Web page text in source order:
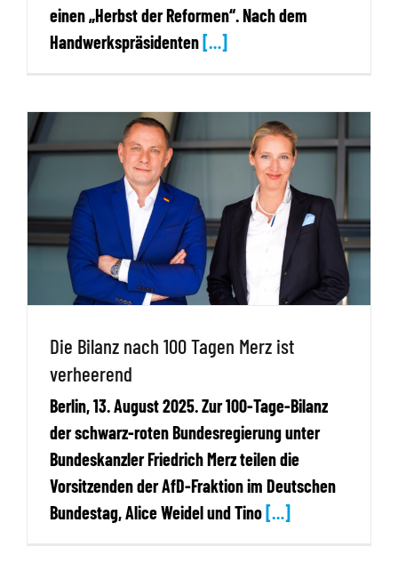
einen „Herbst der Reformen“. Nach dem
Handwerkspräsidenten […]
Die Bilanz nach 100 Tagen Merz ist
verheerend
Berlin, 13. August 2025. Zur 100-Tage-Bilanz
der schwarz-roten Bundesregierung unter
Bundeskanzler Friedrich Merz teilen die
Vorsitzenden der AfD-Fraktion im Deutschen
Bundestag, Alice Weidel und Tino […]